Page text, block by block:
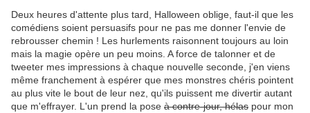
Deux heures d'attente plus tard, Halloween oblige, faut-il que les
comédiens soient persuasifs pour ne pas me donner l'envie de
rebrousser chemin ! Les hurlements raisonnent toujours au loin
mais la magie opère un peu moins. A force de talonner et de
tweeter mes impressions à chaque nouvelle seconde, j'en viens
même franchement à espérer que mes monstres chéris pointent
au plus vite le bout de leur nez, qu'ils puissent me divertir autant
que m'effrayer. L'un prend la pose à contre-jour, hélas pour mon